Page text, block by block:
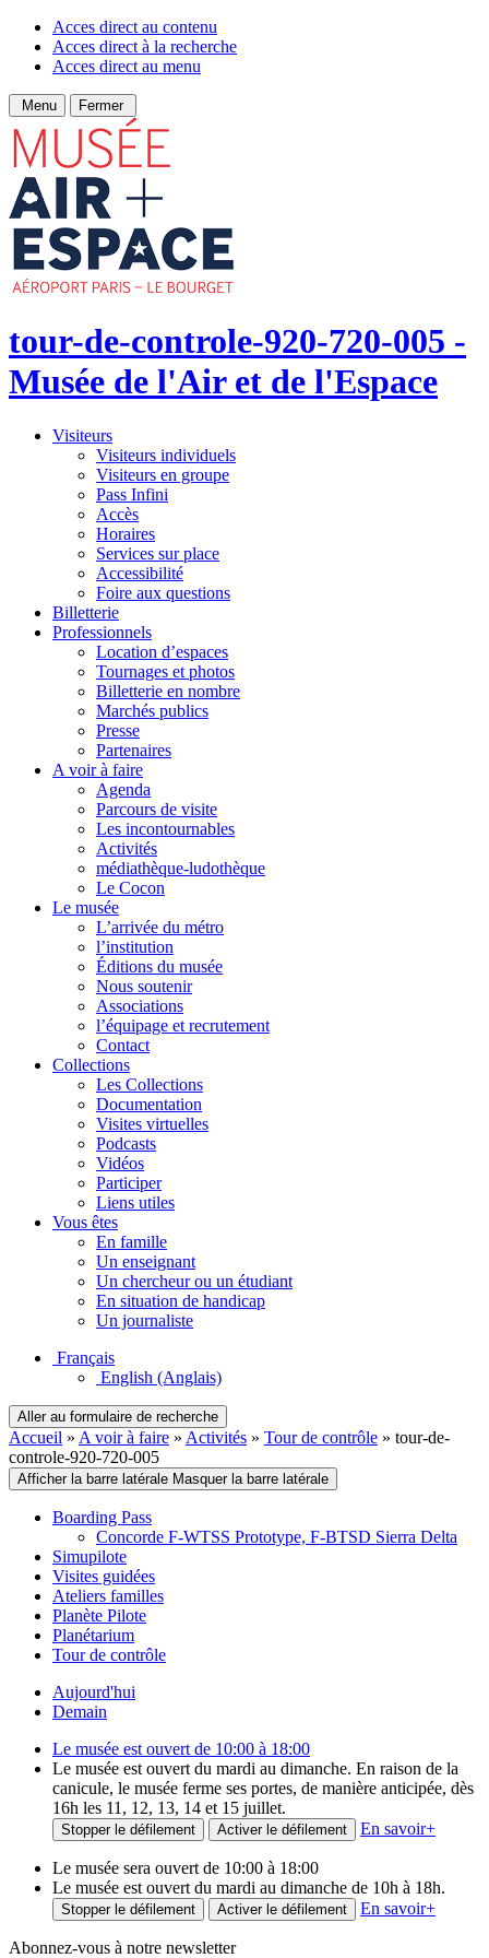
Acces direct au contenu
Acces direct à la recherche
Acces direct au menu
Menu Fermer
tour-de-controle-920-720-005 -
Musée de l'Air et de l'Espace
Visiteurs
Visiteurs individuels
Visiteurs en groupe
Pass Infini
Accès
Horaires
Services sur place
Accessibilité
Foire aux questions
Billetterie
Professionnels
Location d’espaces
Tournages et photos
Billetterie en nombre
Marchés publics
Presse
Partenaires
A voir à faire
Agenda
Parcours de visite
Les incontournables
Activités
médiathèque-ludothèque
Le Cocon
Le musée
L’arrivée du métro
l’institution
Éditions du musée
Nous soutenir
Associations
l’équipage et recrutement
Contact
Collections
Les Collections
Documentation
Visites virtuelles
Podcasts
Vidéos
Participer
Liens utiles
Vous êtes
En famille
Un enseignant
Un chercheur ou un étudiant
En situation de handicap
Un journaliste
Français
English (Anglais)
Aller au formulaire de recherche
Accueil » A voir à faire » Activités » Tour de contrôle » tour-de-
controle-920-720-005
Afficher la barre latérale Masquer la barre latérale
Boarding Pass
Concorde F-WTSS Prototype, F-BTSD Sierra Delta
Simupilote
Visites guidées
Ateliers familles
Planète Pilote
Planétarium
Tour de contrôle
Aujourd'hui
Demain
Le musée est ouvert de 10:00 à 18:00
Le musée est ouvert du mardi au dimanche. En raison de la
canicule, le musée ferme ses portes, de manière anticipée, dès
16h les 11, 12, 13, 14 et 15 juillet.
Stopper le défilement Activer le défilement En savoir+
Le musée sera ouvert de 10:00 à 18:00
Le musée est ouvert du mardi au dimanche de 10h à 18h.
Stopper le défilement Activer le défilement En savoir+
Abonnez-vous à notre newsletter